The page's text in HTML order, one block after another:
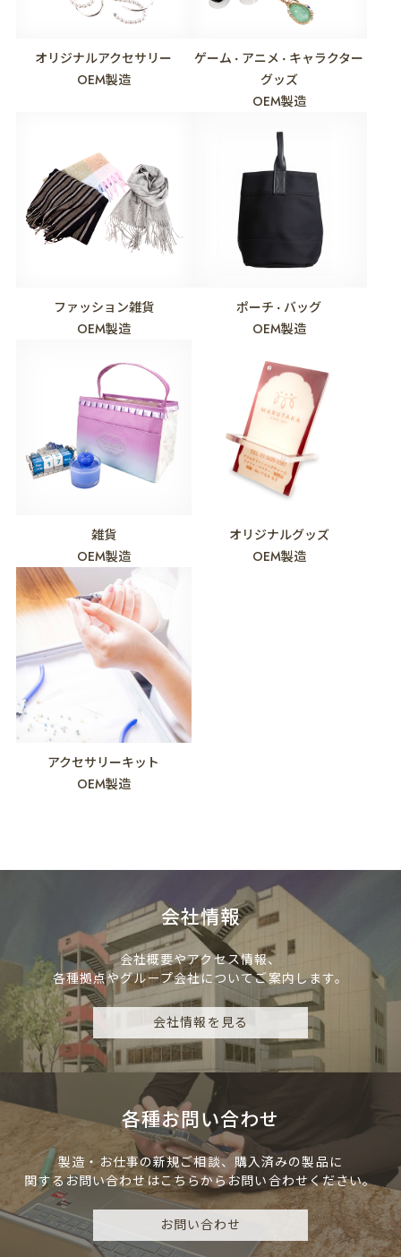
オリジナルアクセサリー
OEM製造
ゲーム ・ アニメ ・ キャラクター
グッズ
OEM製造
ファッション雑貨
OEM製造
ポーチ ・ バッグ
OEM製造
雑貨
OEM製造
オリジナルグッズ
OEM製造
アクセサリーキット
OEM製造
会社情報
会社概要やアクセス情報、
各種拠点やグループ会社についてご案内します。
会社情報を見る
各種お問い合わせ
製造・お仕事の新規ご相談、 購入済みの製品に
関するお問い合わせはこちらからお問い合わせください。
お問い合わせ